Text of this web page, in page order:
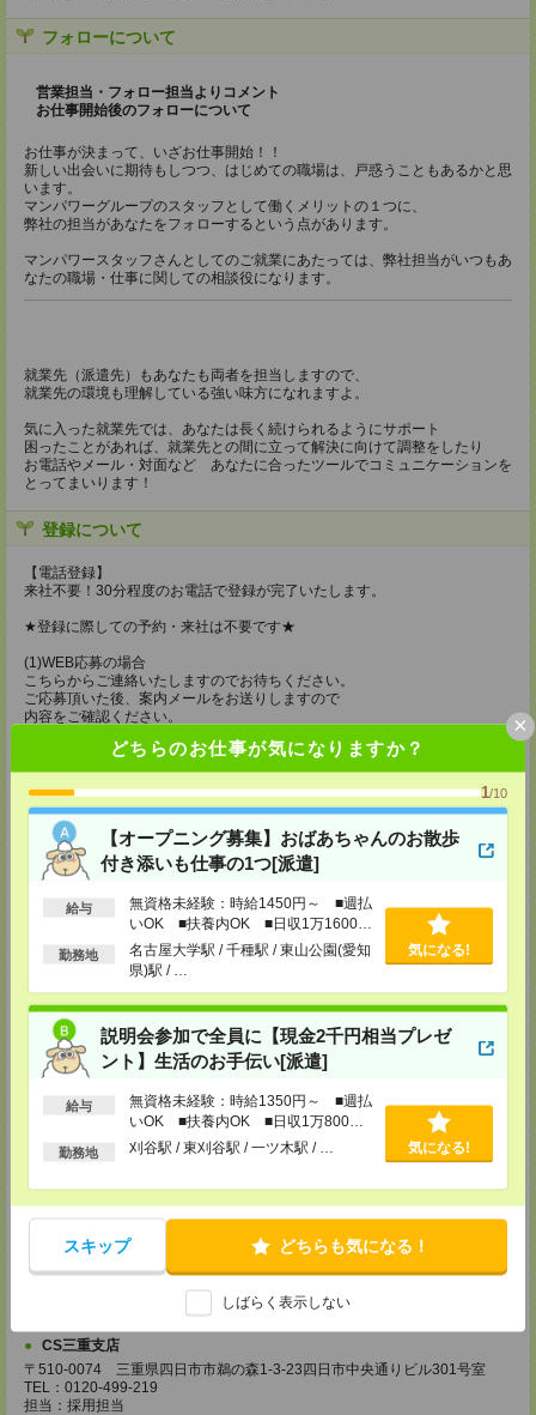
どちらのお仕事が気になりますか？
1/10
【オープニング募集】おばあちゃんのお散歩
付き添いも仕事の1つ[派遣]
給与
無資格未経験：時給1450円～ ■週払
いOK ■扶養内OK ■日収1万1600円
以上
勤務地
名古屋大学駅 / 千種駅 / 東山公園(愛知
県)駅 / …
気になる!
説明会参加で全員に【現金2千円相当プレゼ
ント】生活のお手伝い[派遣]
給与
無資格未経験：時給1350円～ ■週払
いOK ■扶養内OK ■日収1万800円
以上
勤務地 刈谷駅 / 東刈谷駅 / 一ツ木駅 / … 気になる!
スキップ どちらも気になる！
しばらく表示しない
×
フォローについて
営業担当・フォロー担当よりコメント
お仕事開始後のフォローについて
お仕事が決まって、いざお仕事開始！！
新しい出会いに期待もしつつ、はじめての職場は、戸惑うこともあるかと思
います。
マンパワーグループのスタッフとして働くメリットの１つに、
弊社の担当があなたをフォローするという点があります。
マンパワースタッフさんとしてのご就業にあたっては、弊社担当がいつもあ
なたの職場・仕事に関しての相談役になります。
就業先（派遣先）もあなたも両者を担当しますので、
就業先の環境も理解している強い味方になれますよ。
気に入った就業先では、あなたは長く続けられるようにサポート
困ったことがあれば、就業先との間に立って解決に向けて調整をしたり
お電話やメール・対面など あなたに合ったツールでコミュニケーションを
とってまいります！
登録について
【電話登録】
来社不要！30分程度のお電話で登録が完了いたします。
★登録に際しての予約・来社は不要です★
(1)WEB応募の場合
こちらからご連絡いたしますのでお待ちください。
ご応募頂いた後、案内メールをお送りしますので
内容をご確認ください。
(2)電話応募の場合
お時間のあるときにお電話にてご応募いただければ
その場で登録も可能です。
持ち物
【電話登録】
弊社HPよりマイページ作成をお願いします
電話での登録の際に、マイページ作成をいただいた旨をお伝えください。
【電話登録】30分程度
・お仕事のご紹介など
登録場所
CS名古屋支店
〒460-0008
名古屋市中区栄 2-3-1 名古屋広小路ビルヂング 5F
TEL：0120-503-713
MAIL：CS_NAGOYA@manpowergroup.jp
〒422-8067
静岡市駿河区南町18-1 サウスポット静岡 14F
TEL：0120-923-052
CS_SHIZUOKA@manpowergroup.jp
CS三重支店
〒510-0074 三重県四日市市鵜の森1-3-23四日市中央通りビル301号室
TEL：0120-499-219
担当：採用担当